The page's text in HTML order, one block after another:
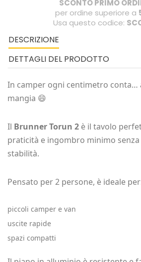
SCONTO PRIMO
per ordine superiore a
Usa questo codice:
DESCRIZIONE
DETTAGLI DEL PRODOTTO
In camper ogni centimetro conta…
mangia 😄
Il Brunner Torun 2 è il tavolo
praticità e ingombro minimo
stabilità.
Pensato per 2 persone, è ideale
piccoli camper e van
uscite rapide
spazi compatti